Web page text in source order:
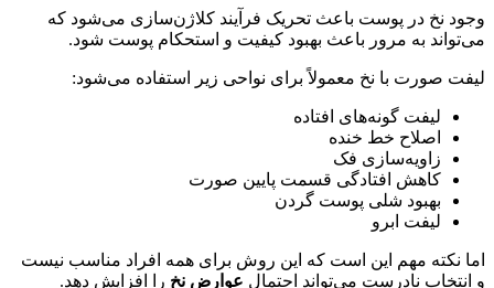
وجود نخ در پوست باعث تحریک فرآیند کلاژن‌سازی می‌شود که
می‌تواند به مرور باعث بهبود کیفیت و استحکام پوست شود.
لیفت صورت با نخ معمولاً برای نواحی زیر استفاده می‌شود:
لیفت گونه‌های افتاده
اصلاح خط خنده
زاویه‌سازی فک
کاهش افتادگی قسمت پایین صورت
بهبود شلی پوست گردن
لیفت ابرو
اما نکته مهم این است که این روش برای همه افراد مناسب نیست
و انتخاب نادرست می‌تواند احتمال عوارض نخ را افزایش دهد.